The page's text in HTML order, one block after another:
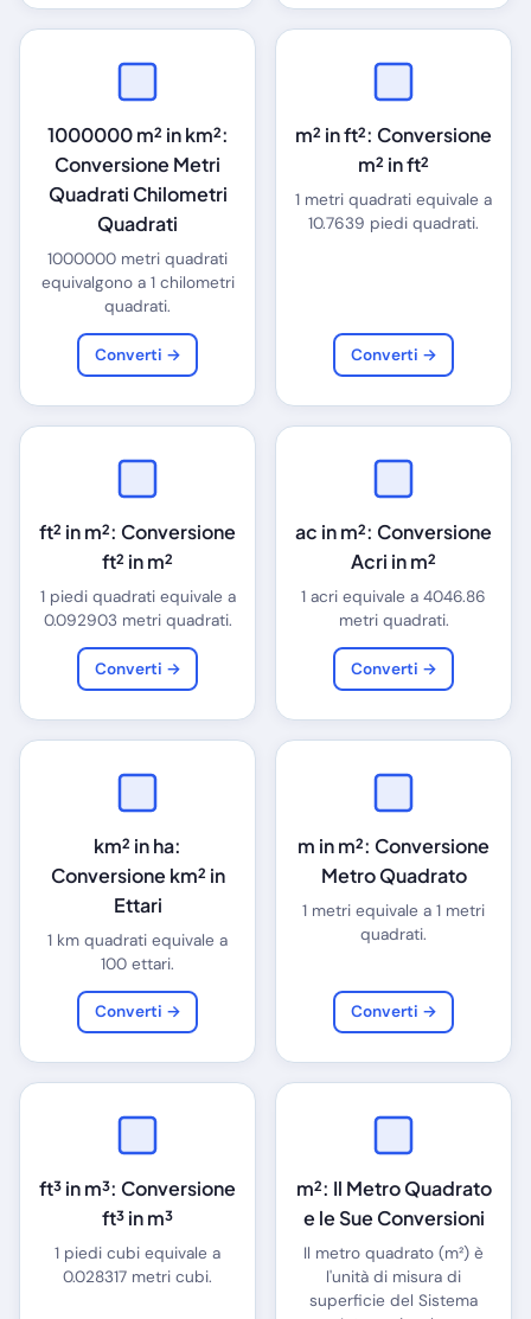
1000000 m² in km²:
Conversione Metri
Quadrati Chilometri
Quadrati
1000000 metri quadrati
equivalgono a 1 chilometri
quadrati.
Converti →
m² in ft²: Conversione
m² in ft²
1 metri quadrati equivale a
10.7639 piedi quadrati.
Converti →
ft² in m²: Conversione
ft² in m²
1 piedi quadrati equivale a
0.092903 metri quadrati.
Converti →
ac in m²: Conversione
Acri in m²
1 acri equivale a 4046.86
metri quadrati.
Converti →
km² in ha:
Conversione km² in
Ettari
1 km quadrati equivale a
100 ettari.
Converti →
m in m²: Conversione
Metro Quadrato
1 metri equivale a 1 metri
quadrati.
Converti →
ft³ in m³: Conversione
ft³ in m³
1 piedi cubi equivale a
0.028317 metri cubi.
m²: Il Metro Quadrato
e le Sue Conversioni
Il metro quadrato (m²) è
l'unità di misura di
superficie del Sistema